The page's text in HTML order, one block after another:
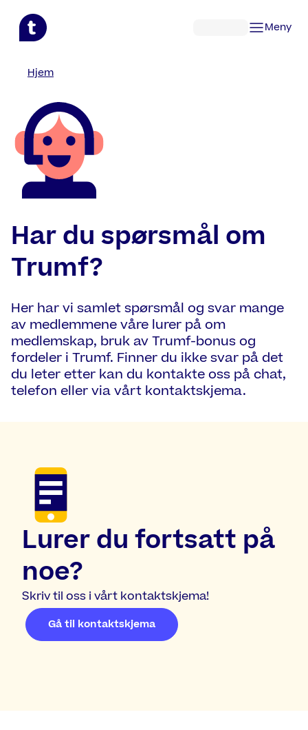
Meny
Hjem
Har du spørsmål om
Trumf?
Her har vi samlet spørsmål og svar mange
av medlemmene våre lurer på om
medlemskap, bruk av Trumf-bonus og
fordeler i Trumf. Finner du ikke svar på det
du leter etter kan du kontakte oss på chat,
telefon eller via vårt kontaktskjema.
Lurer du fortsatt på
noe?
Skriv til oss i vårt kontaktskjema!
Gå til kontaktskjema